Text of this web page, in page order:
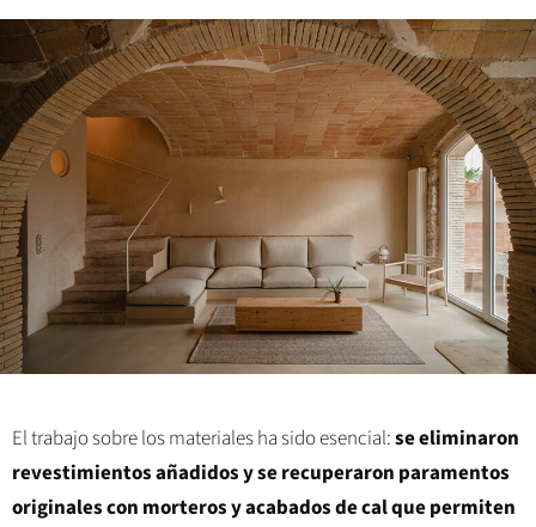
El trabajo sobre los materiales ha sido esencial:se eliminaron
revestimientos añadidos y se recuperaron paramentos
originales con morteros y acabados de cal que permiten